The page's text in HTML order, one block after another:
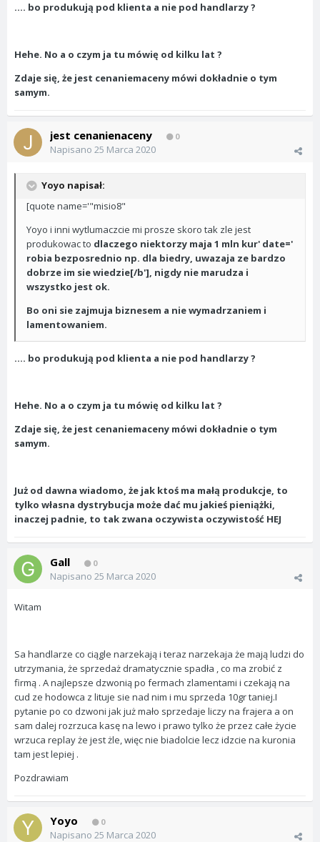
.... bo produkują pod klienta a nie pod handlarzy ?
Hehe. No a o czym ja tu mówię od kilku lat ?
Zdaje się, że jest cenaniemaceny mówi dokładnie o tym
samym.
jest cenanienaceny 0
Napisano 25 Marca 2020
Yoyo napisał:
[quote name='"misio8"
Yoyo i inni wytlumaczcie mi prosze skoro tak zle jest
produkowac to dlaczego niektorzy maja 1 mln kur' date='
robia bezposrednio np. dla biedry, uwazaja ze bardzo
dobrze im sie wiedzie[/b'], nigdy nie marudza i
wszystko jest ok.
Bo oni sie zajmuja biznesem a nie wymadrzaniem i
lamentowaniem.
.... bo produkują pod klienta a nie pod handlarzy ?
Hehe. No a o czym ja tu mówię od kilku lat ?
Zdaje się, że jest cenaniemaceny mówi dokładnie o tym
samym.
Już od dawna wiadomo, że jak ktoś ma małą produkcje, to
tylko własna dystrybucja może dać mu jakieś pieniążki,
inaczej padnie, to tak zwana oczywista oczywistość HEJ
Gall 0
Napisano 25 Marca 2020
Witam
Sa handlarze co ciągle narzekają i teraz narzekaja że mają ludzi do
utrzymania, że sprzedaż dramatycznie spadła , co ma zrobić z
firmą . A najlepsze dzwonią po fermach zlamentami i czekają na
cud ze hodowca z lituje sie nad nim i mu sprzeda 10gr taniej.I
pytanie po co dzwoni jak już mało sprzedaje liczy na frajera a on
sam dalej rozrzuca kasę na lewo i prawo tylko że przez całe życie
wrzuca replay że jest żle, więc nie biadolcie lecz idzcie na kuronia
tam jest lepiej .
Pozdrawiam
Yoyo 0
Napisano 25 Marca 2020